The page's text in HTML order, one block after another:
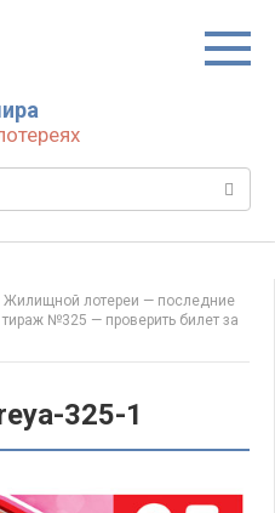
Жилищной лотереи — последние
№325 — проверить билет за
325-1